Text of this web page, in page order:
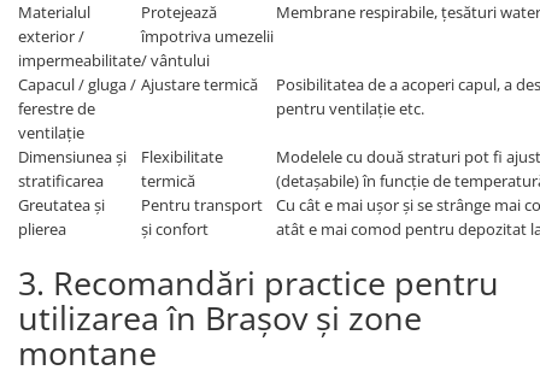
Materialul
exterior /
impermeabilitate
Protejează
împotriva umezelii
/ vântului
Membrane respirabile, țesături
Capacul / gluga /
ferestre de
ventilație
Ajustare termică
Posibilitatea de a acoperi capul, a
pentru ventilație etc.
Dimensiunea și
stratificarea
Flexibilitate
termică
Modelele cu două straturi pot fi
(detașabile) în funcție de
Greutatea și
plierea
Pentru transport
și confort
Cu cât e mai ușor și se strânge mai
atât e mai comod pentru depozitat
3. Recomandări practice pentru
utilizarea în Brașov și zone
montane